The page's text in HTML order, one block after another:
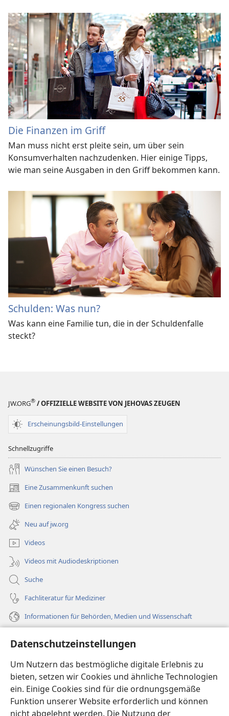
Datenschutzeinstellungen
Um Nutzern das bestmögliche digitale Erlebnis zu
bieten, setzen wir Cookies und ähnliche Technologien
ein. Einige Cookies sind für die ordnungsgemäße
Funktion unserer Website erforderlich und können
nicht abgelehnt werden. Die Nutzung der
Die Finanzen im Griff
Man muss nicht erst pleite sein, um über sein
Konsumverhalten nachzudenken. Hier einige Tipps,
wie man seine Ausgaben in den Griff bekommen kann.
Schulden: Was nun?
Was kann eine Familie tun, die in der Schuldenfalle
steckt?
JW.ORG® / OFFIZIELLE WEBSITE VON JEHOVAS ZEUGEN
Erscheinungsbild-Einstellungen
Schnellzugriffe
Wünschen Sie einen Besuch?
Eine Zusammenkunft suchen
(öffnet
neues
Fenster)
Einen regionalen Kongress suchen
(öffnet
neues
Fenster)
Neu auf jw.org
Videos
Videos mit Audiodeskriptionen
Suche
Fachliteratur für Mediziner
Informationen für Behörden, Medien und Wissenschaft
Spenden
(öffnet
neues
Fenster)Wachtturm ONLINE-BIBLIOTHEK
(öffnet
neues
Fenster)JW Hub®